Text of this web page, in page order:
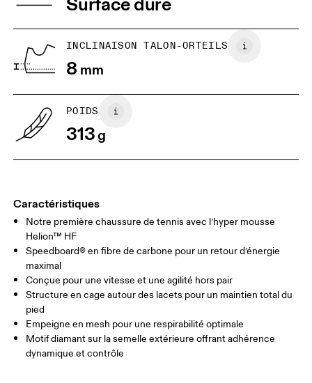
JP 22
5 5.5
UK
Glisser horizontalement pour en savoir plus
INCLINAISON TALON-ORTEILS
8 mm
POIDS
313g
Caractéristiques
Notre première chaussure de tennis avec l’hyper mousse
Helion™ HF
Speedboard® en fibre de carbone pour un retour d’énergie
maximal
Conçue pour une vitesse et une agilité hors pair
Structure en cage autour des lacets pour un maintien total du
pied
Empeigne en mesh pour une respirabilité optimale
Motif diamant sur la semelle extérieure offrant adhérence
dynamique et contrôle